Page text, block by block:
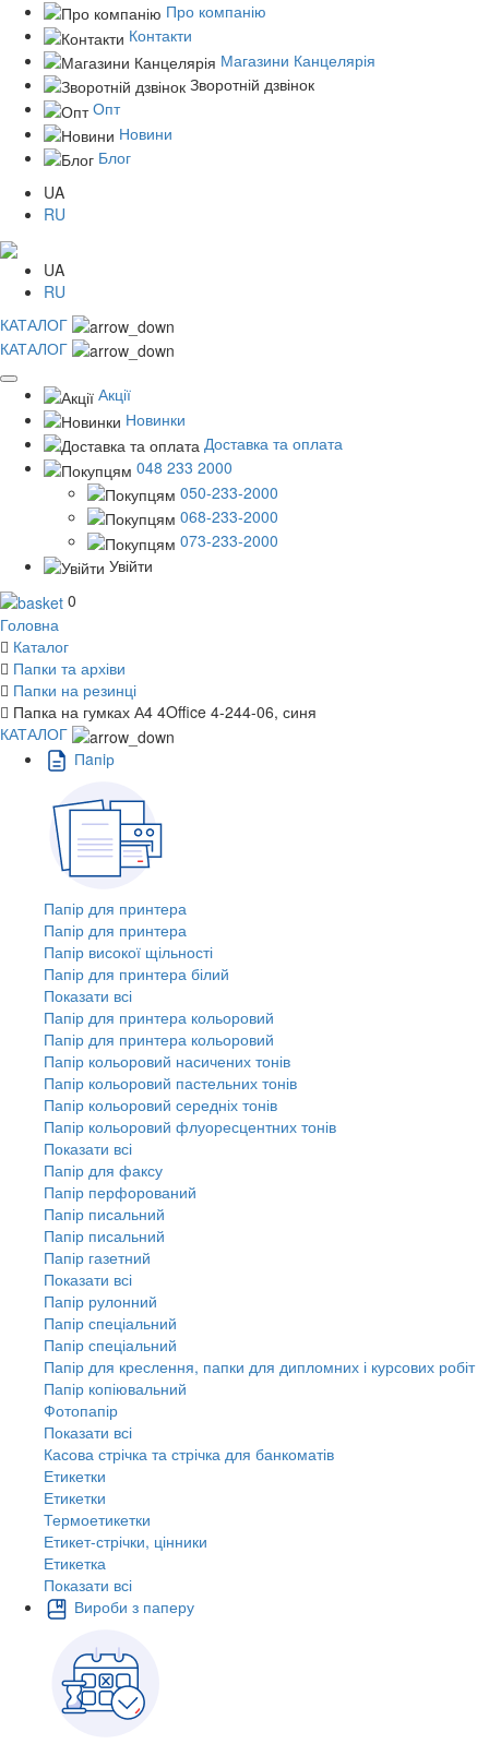
Про компанію
Контакти
Магазини Канцелярія
Зворотній дзвінок
Опт
Новини
Блог
UA
RU
UA
RU
КАТАЛОГ
КАТАЛОГ
Акції
Новинки
Доставка та оплата
048 233 2000
050-233-2000
068-233-2000
073-233-2000
Увійти
0
Головна
Каталог
Папки та архіви
Папки на резинці
Папка на гумках А4 4Office 4-244-06, синя
КАТАЛОГ
Пaпiр
Папір для принтера
Папір для принтера
Папір високої щільності
Папір для принтера білий
Показати всі
Папір для принтера кольоровий
Папір для принтера кольоровий
Папір кольоровий насичених тонів
Папір кольоровий пастельних тонів
Папір кольоровий середніх тонів
Папір кольоровий флуоресцентних тонів
Показати всі
Папір для факсу
Папір перфорований
Папір писальний
Папір писальний
Папір газетний
Показати всі
Папір рулонний
Папір спеціальний
Папір спеціальний
Папір для креслення, папки для дипломних і курсових робіт
Папір копіювальний
Фотопапір
Показати всі
Касова стрічка та стрічка для банкоматів
Етикетки
Етикетки
Термоетикетки
Етикет-стрічки, цінники
Етикетка
Показати всі
Вироби з паперу